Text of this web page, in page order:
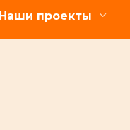
проекты